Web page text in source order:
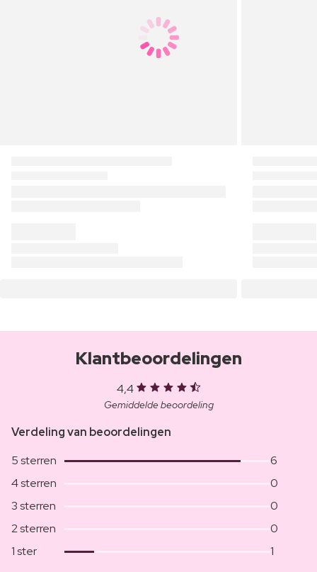
Klantbeoordelingen
4,4
Gemiddelde beoordeling
Verdeling van beoordelingen
5 sterren
6
4 sterren
0
3 sterren
0
2 sterren
0
1 ster
1